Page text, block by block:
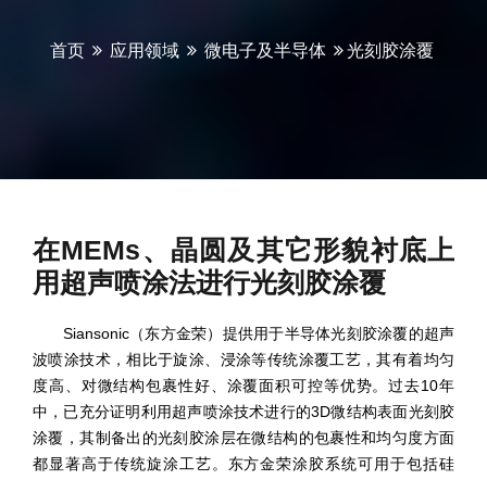
首页 应用领域 微电子及半导体 光刻胶涂覆
在MEMs、晶圆及其它形貌衬底上
用超声喷涂法进行光刻胶涂覆
Siansonic（东方金荣）提供用于半导体光刻胶涂覆的超声
波喷涂技术，相比于旋涂、浸涂等传统涂覆工艺，其有着均匀
度高、对微结构包裹性好、涂覆面积可控等优势。过去10年
中，已充分证明利用超声喷涂技术进行的3D微结构表面光刻胶
涂覆，其制备出的光刻胶涂层在微结构的包裹性和均匀度方面
都显著高于传统旋涂工艺。东方金荣涂胶系统可用于包括硅